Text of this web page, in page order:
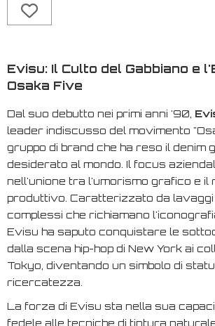
Evisu: Il Culto del Gabbiano e
Osaka Five
Dal suo debutto nei primi anni '90,
leader indiscusso del movimento
gruppo di brand che ha reso il denim
desiderato al mondo. Il focus
nell'unione tra l'umorismo grafico e il
produttivo. Caratterizzato da lavaggi
complessi che richiamano
Evisu ha saputo conquistare le
dalla scena hip-hop di New York ai
Tokyo, diventando un simbolo di
ricercatezza.
La forza di Evisu sta nella sua
fedele alle tecniche di tintura